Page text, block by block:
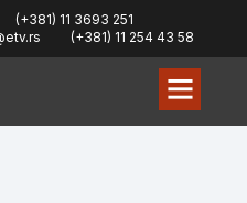
(+381) 11 3693 251
(+381) 11 254 43 58